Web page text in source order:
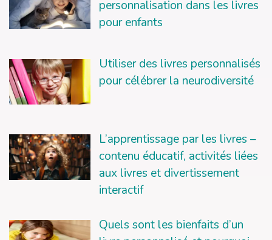
personnalisation dans les livres
pour enfants
Utiliser des livres personnalisés
pour célébrer la neurodiversité
L’apprentissage par les livres –
contenu éducatif, activités liées
aux livres et divertissement
interactif
Quels sont les bienfaits d’un